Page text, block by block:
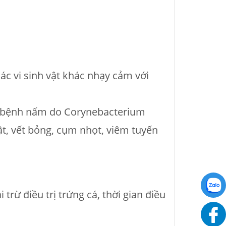
vi sinh vật khác nhạy cảm với
nấm do Corynebacterium
vết bỏng, cụm nhọt, viêm tuyến
trừ điều trị trứng cá, thời gian điều